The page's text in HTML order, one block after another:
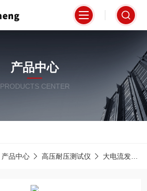
产品中心
PRODUCTS CENTER
产品中心 高压耐压测试仪 大电流发生器